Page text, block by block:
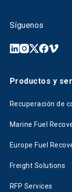
Síguenos
Productos y
Recuperación de
Marine Fuel
Europe Fuel
Freight Solutions
RFP Services